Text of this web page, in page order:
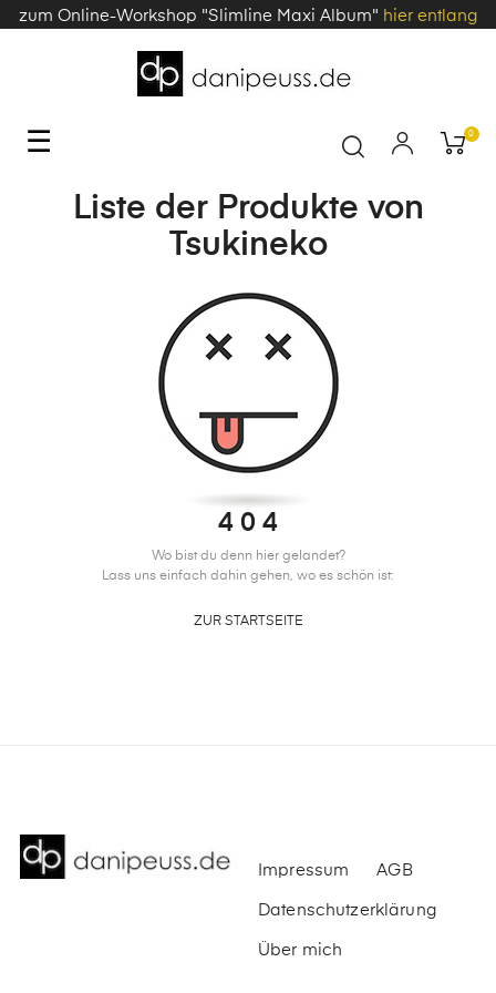
zum Online-Workshop "Slimline Maxi Album" hier entlang
Toggle
☰ 0
Liste der Produkte von
Tsukineko
4 0 4
Wo bist du denn hier gelandet?
Lass uns einfach dahin gehen, wo es schön ist:
ZUR STARTSEITE
Impressum AGB
Datenschutzerklärung
Über mich